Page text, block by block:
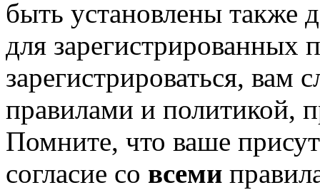
быть установлены также
для зарегистрированных
зарегистрироваться, вам
правилами и политикой,
Помните, что ваше
согласие со всеми